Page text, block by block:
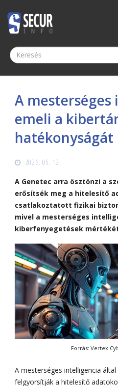
A
emeli a
hatékonyságát
2026. 05. 12.
A Genetec arra ösztönzi a
erősítsék meg a hitelesítő
csatlakoztatott fizikai
mivel a mesterséges
kiberfenyegetések
Forrás: Vertex
A mesterséges intelligencia
felgyorsítják a hitelesítő